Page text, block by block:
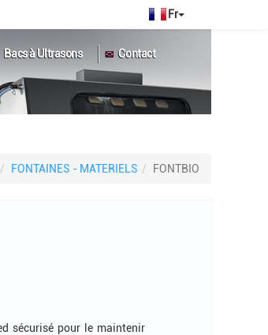
Bacs à Ultrasons | Contact
FONTAINES - MATERIELS FONTBIO
sécurisé pour le maintenir